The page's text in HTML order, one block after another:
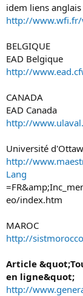
idem liens
http://www.wfi.fr/
BELGIQUE
EAD Belgique
http://
CANADA
EAD Canada
http://
Université
http://
Lang
eo/index.htm
MAROC
http://
Article
en ligne&quot;
http://